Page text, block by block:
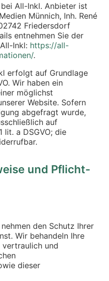
All-Inkl. Anbieter ist
Münnich, Inh. René
Friedersdorf
entnehmen Sie der
Inkl: https://all-
.
erfolgt auf Grundlage
Wir haben ein
möglichst
Website. Sofern
abgefragt wurde,
auf
lit. a DSGVO; die
und Pflicht­
den Schutz Ihrer
Wir behandeln Ihre
vertraulich und
dieser